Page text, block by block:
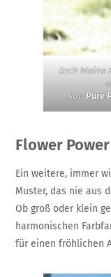
Auch kleine
vonPure
Flower Power
Ein weitere, immer
Muster, das nie aus
Ob groß oder klein
harmonischen
für einen fröhlichen